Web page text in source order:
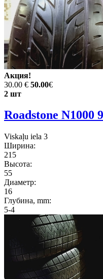
Акция!
30.00 € 50.00€
2 шт
Roadstone N1000
Viskaļu iela 3
Ширина:
215
Высота:
55
Диаметр:
16
Глубина, mm:
5-4